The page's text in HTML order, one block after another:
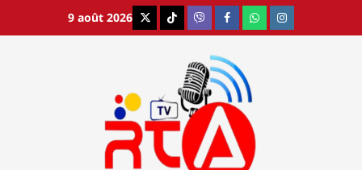
9 août 2026 X TikTokViber FacebookWhatsAppInstagram